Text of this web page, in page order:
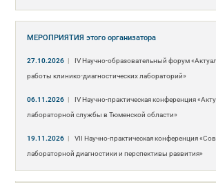
МЕРОПРИЯТИЯэтого организатора
27.10.2026 |
IV Научно-образовательный форум
работы клинико-диагностических лабораторий»
06.11.2026 |
IV Научно-практическая конференция
лабораторной службы в Тюменской области»
19.11.2026 |
VII Научно-практическая конференция
лабораторной диагностики и перспективы развития»